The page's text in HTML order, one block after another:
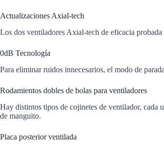
Actualizaciones Axial-tech
Los dos ventiladores Axial-tech de eficacia
0dB Tecnología
Para eliminar ruidos innecesarios, el modo de
Rodamientos dobles de bolas para ventiladores
Hay distintos tipos de cojinetes de ventilador, cada
de manguito.
Placa posterior ventilada